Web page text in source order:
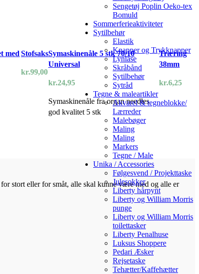
Sengetøj Poplin Oeko-tex
Bomuld
Sommerferieaktiviteter
Sytilbehør
Elastik
Knapper og Trykknapper
Lynlåse
Skråbånd
Sytilbehør
Sytråd
Tegne & maleartikler
Akvarel & tegneblokke/
Lærreder
Malebøger
Maling
Maling
Markers
Tegne / Male
Unika / Accessories
Følgesvend / Projekttaske
Julesokker
Liberty hårpynt
Liberty og William Morris
punge
Liberty og William Morris
toilettasker
Liberty Penalhuse
Luksus Shoppere
Pedari Æsker
Rejsetaske
Tehætter/Kaffehætter
med Stofsaks
kr.99,00
Symaskinenåle 5 stk 70/10
Universal
kr.24,95
Symaskinenåle fra organ needles
god kvalitet 5 stk
Træring
38mm
kr.6,25
stort eller for småt, alle skal kunne være med og alle er